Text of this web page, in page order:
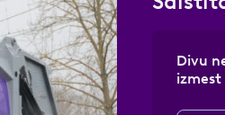
Divu
Kontakttālrunis